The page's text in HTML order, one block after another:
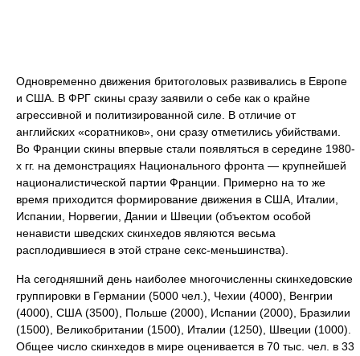
Одновременно движения бритоголовых развивались в Европе
и США. В ФРГ скины сразу заявили о себе как о крайне
агрессивной и политизированной силе. В отличие от
английских «соратников», они сразу отметились убийствами.
Во Франции скины впервые стали появляться в середине 1980-
х гг. на демонстрациях Национального фронта — крупнейшей
националистической партии Франции. Примерно на то же
время приходится формирование движения в США, Италии,
Испании, Норвегии, Дании и Швеции (объектом особой
ненависти шведских скинхедов являются весьма
расплодившиеся в этой стране секс-меньшинства).
На сегодняшний день наиболее многочисленны скинхедовские
группировки в Германии (5000 чел.), Чехии (4000), Венгрии
(4000), США (3500), Польше (2000), Испании (2000), Бразилии
(1500), Великобритании (1500), Италии (1250), Швеции (1000).
Общее число скинхедов в мире оценивается в 70 тыс. чел. в 33